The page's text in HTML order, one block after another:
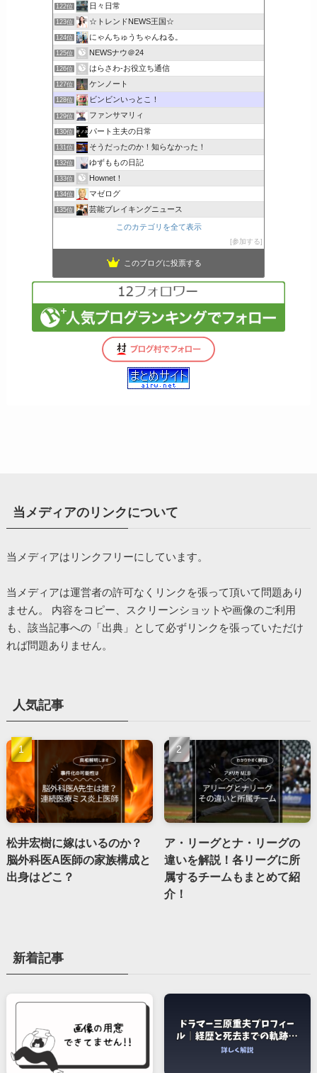
122位 日々日常
123位 ☆トレンドNEWS王国☆
124位 にゃんちゅうちゃんねる。
125位 NEWSナウ＠24
126位 はらさわ-お役立ち通信
127位 ケンノート
128位 ビンビンいっとこ！
129位 ファンサマリィ
130位 パート主夫の日常
131位 そうだったのか！知らなかった！
132位 ゆずももの日記
133位 Hownet！
134位 マゼログ
135位 芸能ブレイキングニュース
このカテゴリを全て表示
参加する
このブログに投票する
当メディアのリンクについて
当メディアはリンクフリーにしています。
当メディアは運営者の許可なくリンクを張って頂いて問題あり
ません。 内容をコピー、スクリーンショットや画像のご利用
も、該当記事への「出典」として必ずリンクを張っていただけ
れば問題ありません。
人気記事
松井宏樹に嫁はいるのか？
脳外科医A医師の家族構成と
出身はどこ？
ア・リーグとナ・リーグの
違いを解説！各リーグに所
属するチームもまとめて紹
介！
新着記事